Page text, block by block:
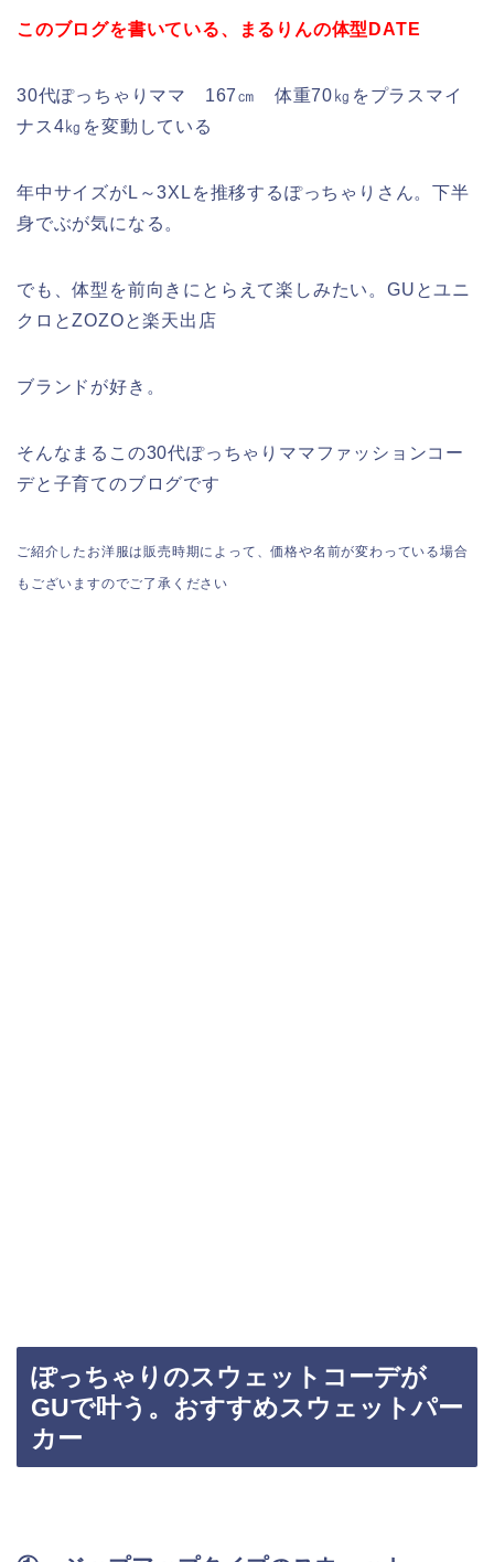
このブログを書いている、まるりんの体型DATE
30代ぽっちゃりママ 167㎝ 体重70㎏をプラスマイ
ナス4㎏を変動している
年中サイズがL～3XLを推移するぽっちゃりさん。下半
身でぶが気になる。
でも、体型を前向きにとらえて楽しみたい。GUとユニ
クロとZOZOと楽天出店
ブランドが好き。
そんなまるこの30代ぽっちゃりママファッションコー
デと子育てのブログです
ご紹介したお洋服は販売時期によって、価格や名前が変わっている場合
もございますのでご了承ください
ぽっちゃりのスウェットコーデが
GUで叶う。おすすめスウェットパー
カー